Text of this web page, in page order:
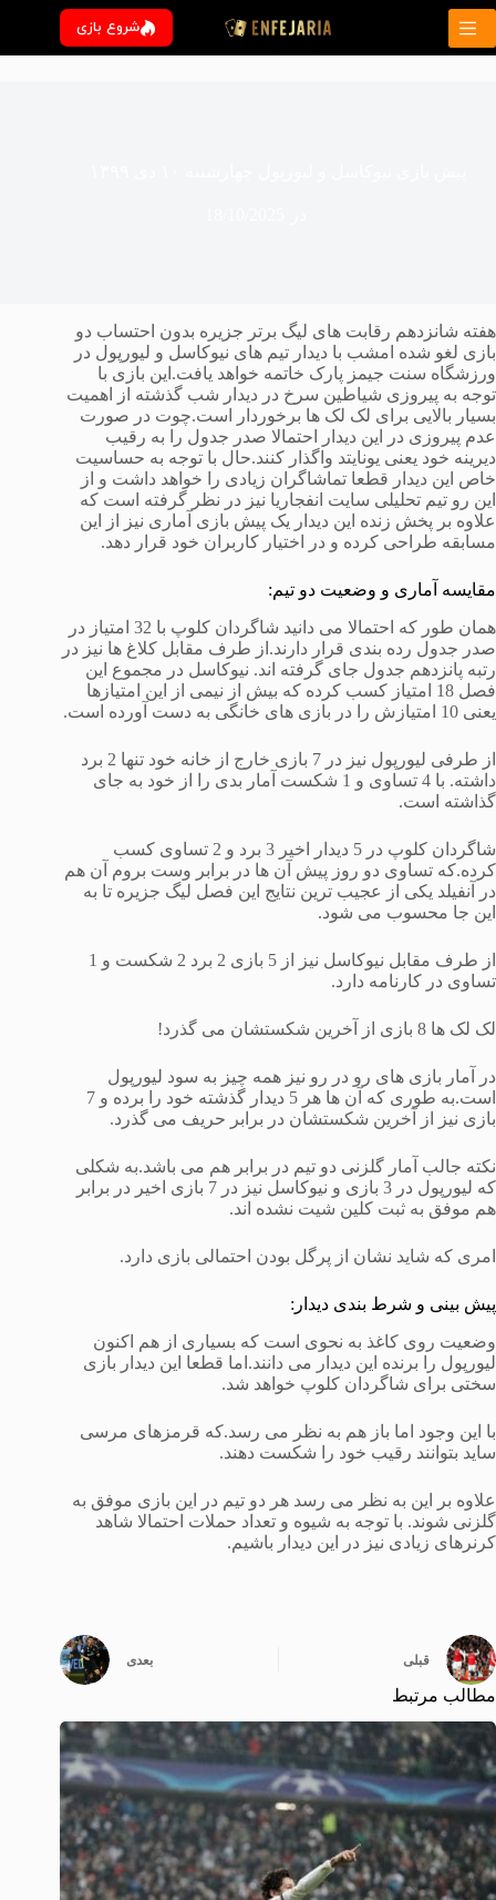
پرش
محتوا
شروع بازی
هفته شانزدهم رقابت های لیگ برتر جزیره بدون احتساب دو
بازی لغو شده امشب با دیدار تیم های نیوکاسل و لیورپول در
ورزشگاه سنت جیمز پارک خاتمه خواهد یافت.این بازی با
توجه به پیروزی شیاطین سرخ در دیدار شب گذشته از اهمیت
بسیار بالایی برای لک لک ها برخوردار است.چوت در صورت
عدم پیروزی در این دیدار احتمالا صدر جدول را به رقیب
دیرینه خود یعنی یونایتد واگذار کنند.حال با توجه به حساسیت
خاص این دیدار قطعا تماشاگران زیادی را خواهد داشت و از
این رو تیم تحلیلی سایت انفجاریا نیز در نظر گرفته است که
علاوه بر پخش زنده این دیدار یک پیش بازی آماری نیز از این
مسابقه طراحی کرده و در اختیار کاربران خود قرار دهد.
مقایسه آماری و وضعیت دو تیم:
همان طور که احتمالا می دانید شاگردان کلوپ با 32 امتیاز در
صدر جدول رده بندی قرار دارند.از طرف مقابل کلاغ ها نیز در
رتبه پانزدهم جدول جای گرفته اند. نیوکاسل در مجموع این
فصل 18 امتیاز کسب کرده که بیش از نیمی از این امتیازها
یعنی 10 امتیازش را در بازی های خانگی به دست آورده است.
از طرفی لیورپول نیز در 7 بازی خارج از خانه خود تنها 2 برد
داشته. با 4 تساوی و 1 شکست آمار بدی را از خود به جای
گذاشته است.
شاگردان کلوپ در 5 دیدار اخیر 3 برد و 2 تساوی کسب
کرده.که تساوی دو روز پیش آن ها در برابر وست بروم آن هم
در آنفیلد یکی از عجیب ترین نتایج این فصل لیگ جزیره تا به
این جا محسوب می شود.
از طرف مقابل نیوکاسل نیز از 5 بازی 2 برد 2 شکست و 1
تساوی در کارنامه دارد.
لک لک ها 8 بازی از آخرین شکستشان می گذرد!
در آمار بازی های رو در رو نیز همه چیز به سود لیورپول
است.به طوری که آن ها هر 5 دیدار گذشته خود را برده و 7
بازی نیز از آخرین شکستشان در برابر حریف می گذرد.
نکته جالب آمار گلزنی دو تیم در برابر هم می باشد.به شکلی
که لیورپول در 3 بازی و نیوکاسل نیز در 7 بازی اخیر در برابر
هم موفق به ثبت کلین شیت نشده اند.
امری که شاید نشان از پرگل بودن احتمالی بازی دارد.
پیش بینی و شرط بندی دیدار:
وضعیت روی کاغذ به نحوی است که بسیاری از هم اکنون
لیورپول را برنده این دیدار می دانند.اما قطعا این دیدار بازی
سختی برای شاگردان کلوپ خواهد شد.
با این وجود اما باز هم به نظر می رسد.که قرمزهای مرسی
ساید بتوانند رقیب خود را شکست دهند.
علاوه بر این به نظر می رسد هر دو تیم در این بازی موفق به
گلزنی شوند. با توجه به شیوه و تعداد حملات احتمالا شاهد
کرنرهای زیادی نیز در این دیدار باشیم.
قبلی بعدی
مطالب مرتبط